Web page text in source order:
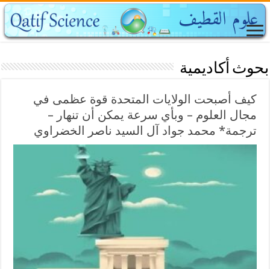
بحوث أكاديمية
كيف أصبحت الولايات المتحدة قوة عظمى في
مجال العلوم – وبأي سرعة يمكن أن تنهار –
ترجمة* محمد جواد آل السيد ناصر الخضراوي